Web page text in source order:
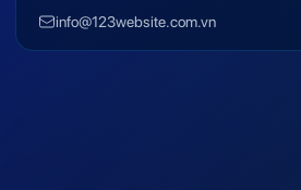
info@123website.com.vn